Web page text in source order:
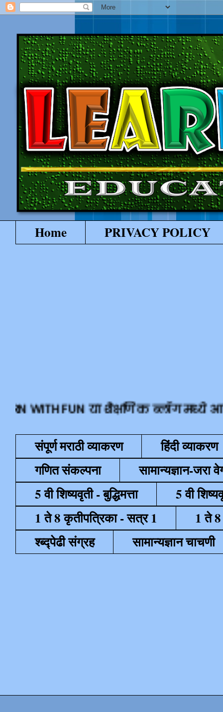
Home PRIVACY POLICY
FUN या शैक्षणिक ब्लॉग मध्ये आपले
संपूर्ण मराठी व्याकरण
हिंदी व्याकरण
गणित संकल्पना
सामान्यज्ञान-जरा
5 वी शिष्यवृती - बुद्धिमत्ता
5 वी
1 ते 8 कृतीपत्रिका - सत्र 1
1 ते
श्ब्द्पेढी संग्रह
सामान्यज्ञान चाचणी